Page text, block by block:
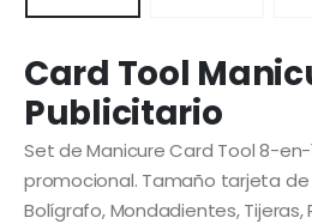
Card Tool
Publicitario
Set de Manicure Card Tool 8-
promocional. Tamaño tarjeta de
Bolígrafo, Mondadientes, Tijeras,